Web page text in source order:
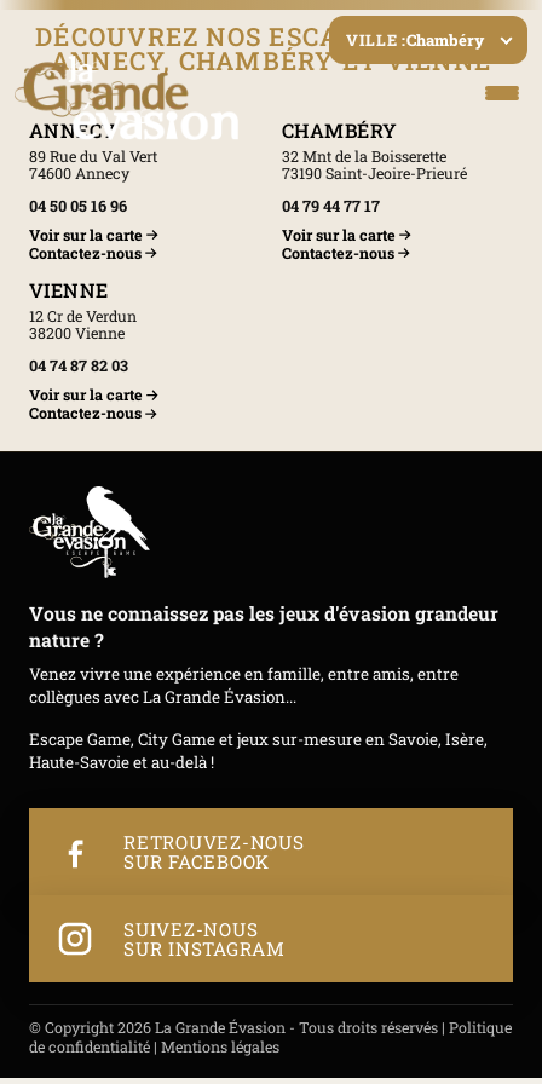
VILLE :Chambéry
DÉCOUVREZ NOS ESCAPE GAMES À
ANNECY, CHAMBÉRY ET VIENNE
ANNECY
89 Rue du Val Vert
74600 Annecy
04 50 05 16 96
Voir sur la carte
Contactez-nous
CHAMBÉRY
32 Mnt de la Boisserette
73190 Saint-Jeoire-Prieuré
04 79 44 77 17
Voir sur la carte
Contactez-nous
VIENNE
12 Cr de Verdun
38200 Vienne
04 74 87 82 03
Voir sur la carte
Contactez-nous
Vous ne connaissez pas les jeux d'évasion grandeur
nature ?
Venez vivre une expérience en famille, entre amis, entre
collègues avec La Grande Évasion...
Escape Game, City Game et jeux sur-mesure en Savoie, Isère,
Haute-Savoie et au-delà !
RETROUVEZ-NOUS
SUR FACEBOOK
SUIVEZ-NOUS
SUR INSTAGRAM
© Copyright 2026 La Grande Évasion - Tous droits réservés | Politique
de confidentialité | Mentions légales